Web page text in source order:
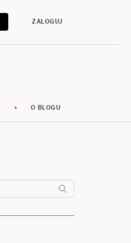
ZALOGUJ
O BLOGU